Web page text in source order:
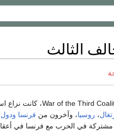
الثالث
، روسيا، وآخرون من فرنسا ودول
في الحرب مع فرنسا في أعقاب